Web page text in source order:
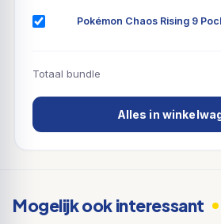
Pokémon Chaos Rising 9
Totaal bundle
Alles in
Mogelijk ook interessant